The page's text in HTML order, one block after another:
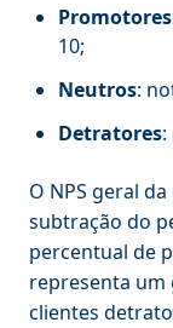
Promotores
10;
Neutros:
Detratores
O NPS geral
subtração do
percentual de
representa um
clientes